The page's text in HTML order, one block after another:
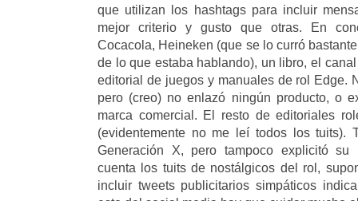
que utilizan los hashtags para incluir
mejor criterio y gusto que otras. En
Cocacola, Heineken (que se lo curró
de lo que estaba hablando), un libro, el
editorial de juegos y manuales de rol Edge.
pero (creo) no enlazó ningún producto, o
marca comercial. El resto de editoriales
(evidentemente no me leí todos los tuits).
Generación X, pero tampoco explicitó su
cuenta los tuits de nostálgicos del rol,
incluir tweets publicitarios simpáticos